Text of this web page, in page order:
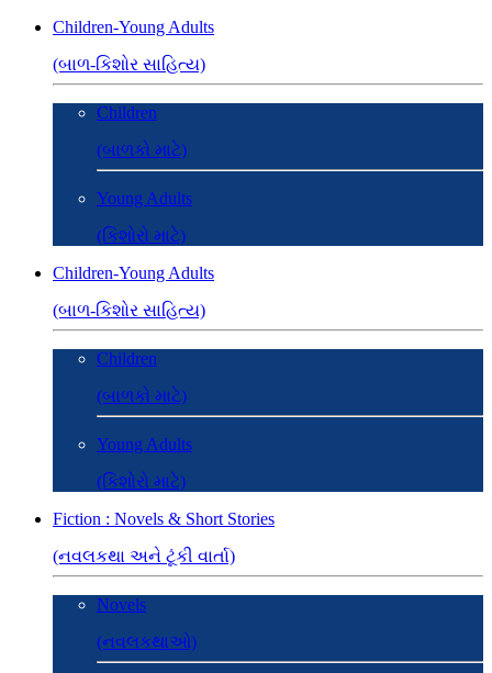
Children-Young Adults
(બાળ-કિશોર સાહિત્ય)
Children
(બાળકો માટે)
Young Adults
(કિશોરો માટે)
Children-Young Adults
(બાળ-કિશોર સાહિત્ય)
Children
(બાળકો માટે)
Young Adults
(કિશોરો માટે)
Fiction : Novels & Short Stories
(નવલકથા અને ટૂંકી વાર્તા)
Novels
(નવલકથાઓ)